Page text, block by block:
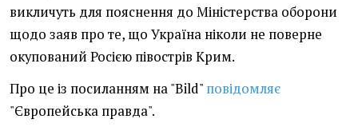
викличуть для пояснення до Міністерства оборони
щодо заяв про те, що Україна ніколи не поверне
окупований Росією півострів Крим.
Про це із посиланням на "Bild" повідомляє
"Європейська правда".